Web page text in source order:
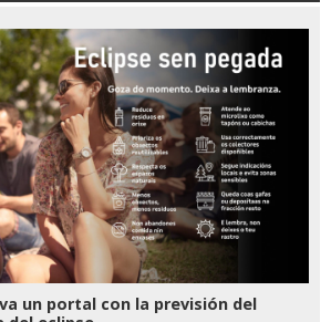
un portal con la previsión del